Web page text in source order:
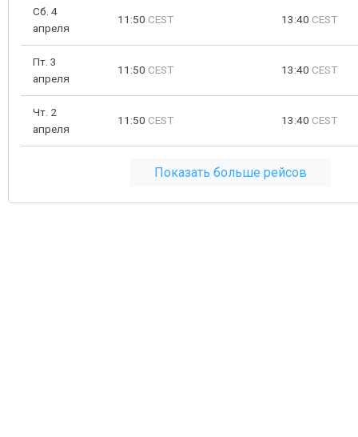
Сб. 4
апреля
11:50 CEST 13:40 CEST
Пт. 3
апреля
11:50 CEST 13:40 CEST
Чт. 2
апреля
11:50 CEST 13:40 CEST
Показать больше рейсов